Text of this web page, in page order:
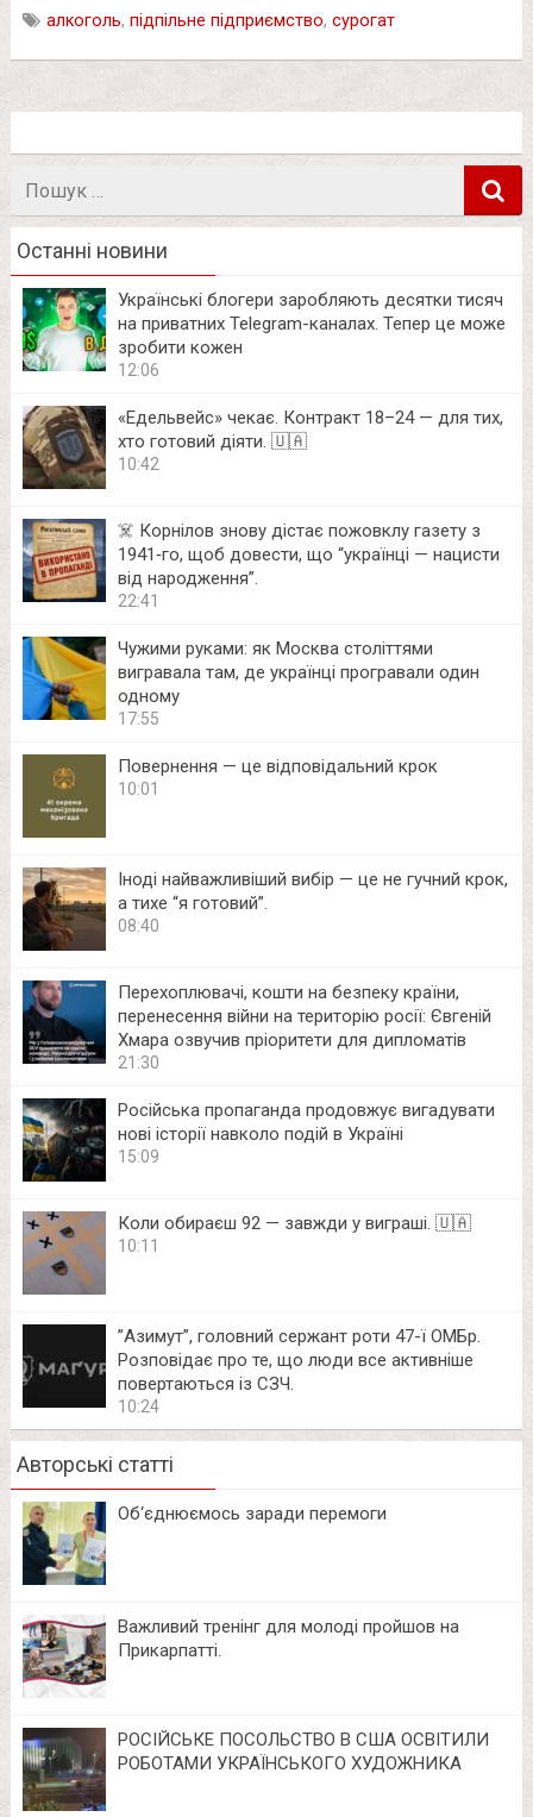
алкоголь, підпільне підприємство, сурогат
Останні новини
Українські блогери заробляють десятки тисяч
на приватних Telegram-каналах. Тепер це може
зробити кожен
12:06
«Едельвейс» чекає. Контракт 18–24 — для тих,
хто готовий діяти. 🇺🇦
10:42
☠️ Корнілов знову дістає пожовклу газету з
1941‑го, щоб довести, що “українці — нацисти
від народження”.
22:41
Чужими руками: як Москва століттями
вигравала там, де українці програвали один
одному
17:55
Повернення — це відповідальний крок
10:01
Іноді найважливіший вибір — це не гучний крок,
а тихе “я готовий”.
08:40
Перехоплювачі, кошти на безпеку країни,
перенесення війни на територію росії: Євгеній
Хмара озвучив пріоритети для дипломатів
21:30
Російська пропаганда продовжує вигадувати
нові історії навколо подій в Україні
15:09
Коли обираєш 92 — завжди у виграші. 🇺🇦
10:11
⁨”Азимут”, головний сержант роти 47-ї ОМБр.
Розповідає про те, що люди все активніше
повертаються із СЗЧ.
10:24
Авторські статті
Об‘єднюємось заради перемоги
Важливий тренінг для молоді пройшов на
Прикарпатті.
РОСІЙСЬКЕ ПОСОЛЬСТВО В США ОСВІТИЛИ
РОБОТАМИ УКРАЇНСЬКОГО ХУДОЖНИКА